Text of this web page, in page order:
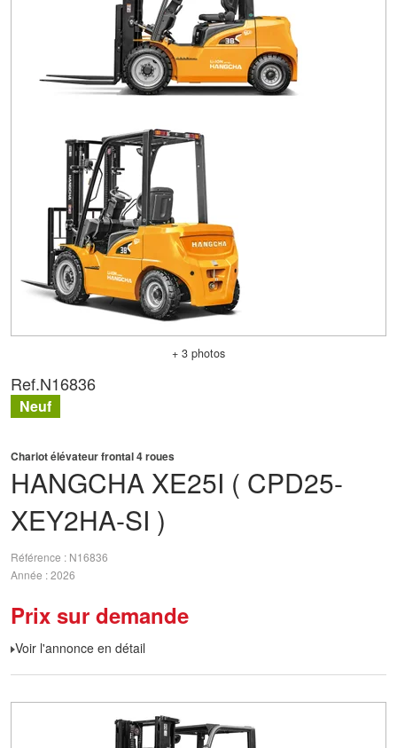
+ 3 photos
HANGCHA XE25I ( CPD25-
XEY2HA-SI )
Chariot élévateur frontal 4 roues
Référence
N16836
Année 2026
Prix sur demande
Voir l'annonce en détail
Ref.N16836
Neuf